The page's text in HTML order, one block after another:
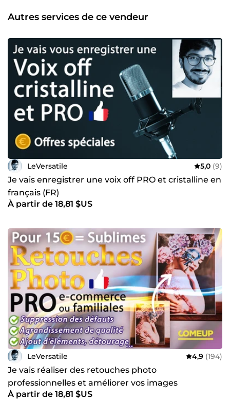
Autres services de ce vendeur
LeVersatile 5,0 (9)
Je vais enregistrer une voix off PRO et cristalline en
français (FR)
À partir de 18,81 $US
LeVersatile 4,9 (194)
Je vais réaliser des retouches photo
professionnelles et améliorer vos images
À partir de 18,81 $US